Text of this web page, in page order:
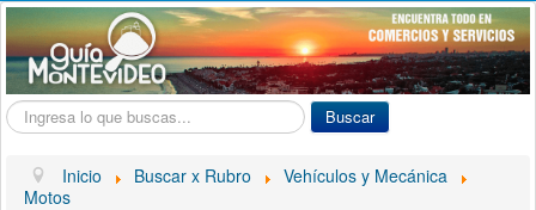
Buscar... Buscar
Inicio Buscar x Rubro
Vehículos y Mecánica
Motos